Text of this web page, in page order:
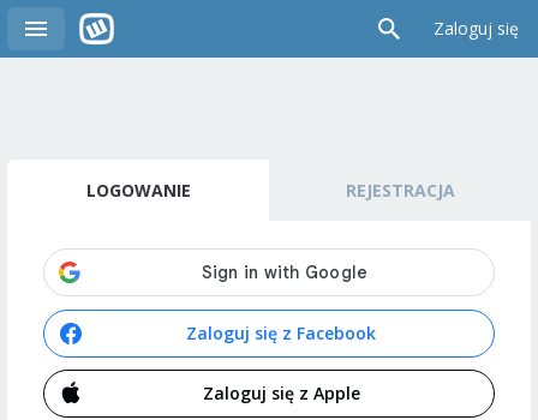
Zaloguj się
LOGOWANIE REJESTRACJA
Zaloguj się z Facebook
Zaloguj się z Apple